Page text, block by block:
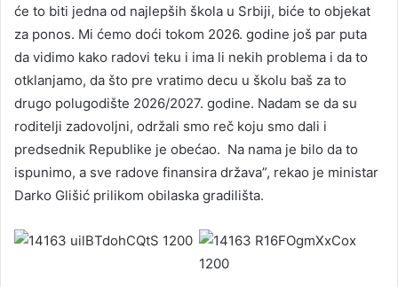
će to biti jedna od najlepših škola u Srbiji, biće to objekat
za ponos. Mi ćemo doći tokom 2026. godine još par puta
da vidimo kako radovi teku i ima li nekih problema i da to
otklanjamo, da što pre vratimo decu u školu baš za to
drugo polugodište 2026/2027. godine. Nadam se da su
roditelji zadovoljni, održali smo reč koju smo dali i
predsednik Republike je obećao. Na nama je bilo da to
ispunimo, a sve radove finansira država”, rekao je ministar
Darko Glišić prilikom obilaska gradilišta.